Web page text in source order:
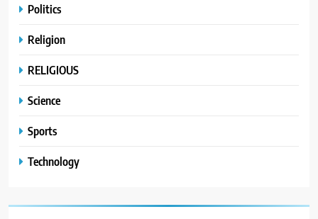
Politics
Religion
RELIGIOUS
Science
Sports
Technology